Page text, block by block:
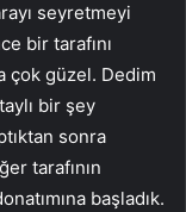
seyretmeyi
bir tarafını
çok güzel. Dedim
bir şey
sonra
tarafının
başladık.